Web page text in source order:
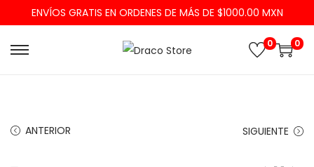
ENVÍOS GRATIS EN ORDENES DE MÁS DE $1000.00 MXN
0 0
ANTERIOR SIGUIENTE